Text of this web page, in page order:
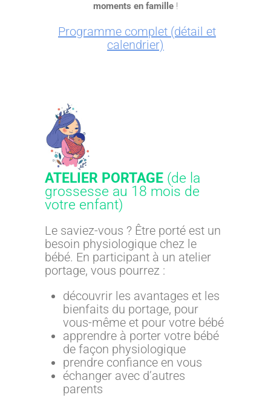
moments en famille !
Programme complet (détail et
calendrier)
ATELIER PORTAGE (de la
grossesse au 18 mois de
votre enfant)
Le saviez-vous ? Être porté est un
besoin physiologique chez le
bébé. En participant à un atelier
portage, vous pourrez :
découvrir les avantages et les
bienfaits du portage, pour
vous-même et pour votre bébé
apprendre à porter votre bébé
de façon physiologique
prendre confiance en vous
échanger avec d’autres
parents